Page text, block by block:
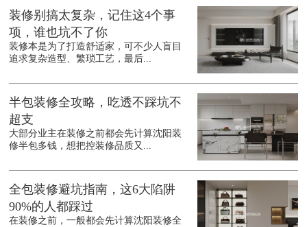
装修别搞太复杂，记住这4个事
项，谁也坑不了你
装修本是为了打造舒适家，可不少人盲目
追求复杂造型、繁琐工艺，最后...
半包装修全攻略，吃透不踩坑不
超支
大部分业主在装修之前都会先计算沈阳装
修半包多钱，想把控装修品质又...
全包装修避坑指南，这6大陷阱
90%的人都踩过
在装修之前，一般都会先计算沈阳装修全